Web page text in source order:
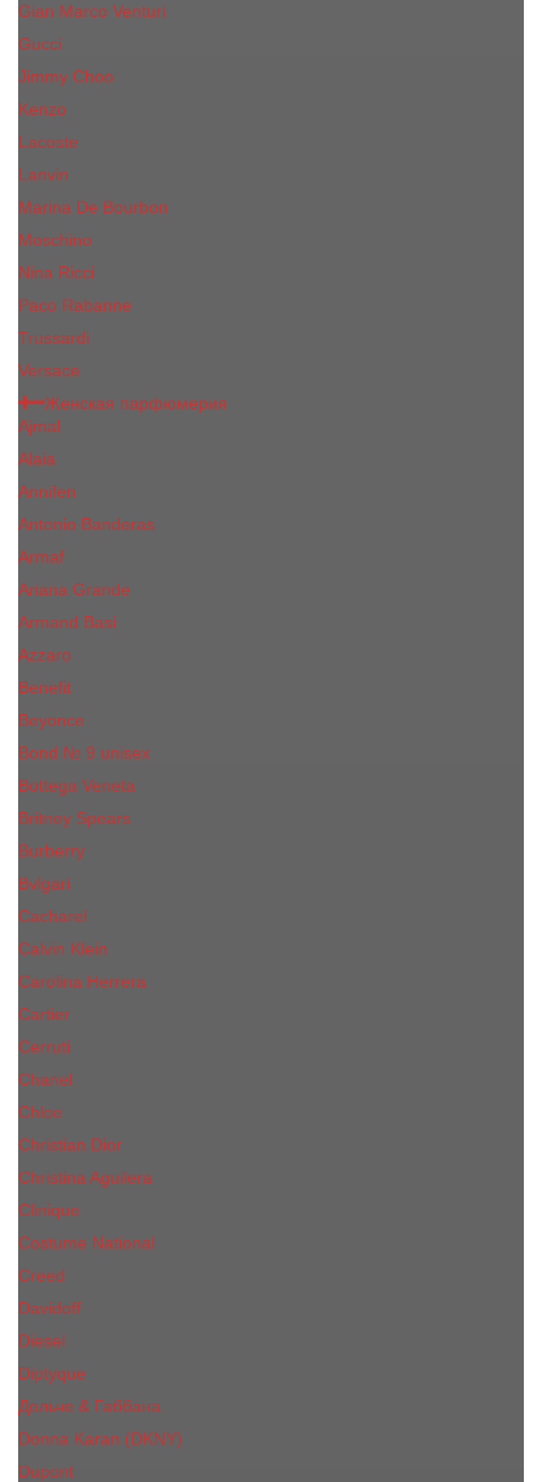
Gian Marco Venturi
Gucci
Jimmy Choo
Kenzo
Lacoste
Lanvin
Marina De Bourbon
Moschino
Nina Ricci
Paco Rabanne
Trussardi
Versace
Женская парфюмерия
Ajmal
Alaia
Annifen
Antonio Banderas
Armaf
Ariana Grande
Armand Basi
Azzaro
Benefit
Beyonce
Bond № 9 unisex
Bottega Veneta
Britney Spears
Burberry
Bvlgari
Cacharel
Calvin Klein
Carolina Herrera
Cartier
Cerruti
Сhanеl
Chloe
Christian Dior
Christina Aguilera
Сliniquе
Costume National
Creed
Davidoff
Diesel
Diptyque
Дольче & Габбана
Donna Karan (DKNY)
Dupont